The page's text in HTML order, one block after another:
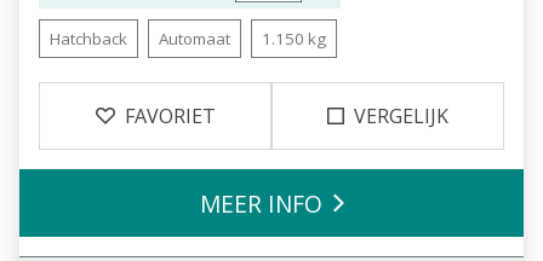
Hatchback Automaat 1.150 kg
FAVORIET VERGELIJK
MEER INFO